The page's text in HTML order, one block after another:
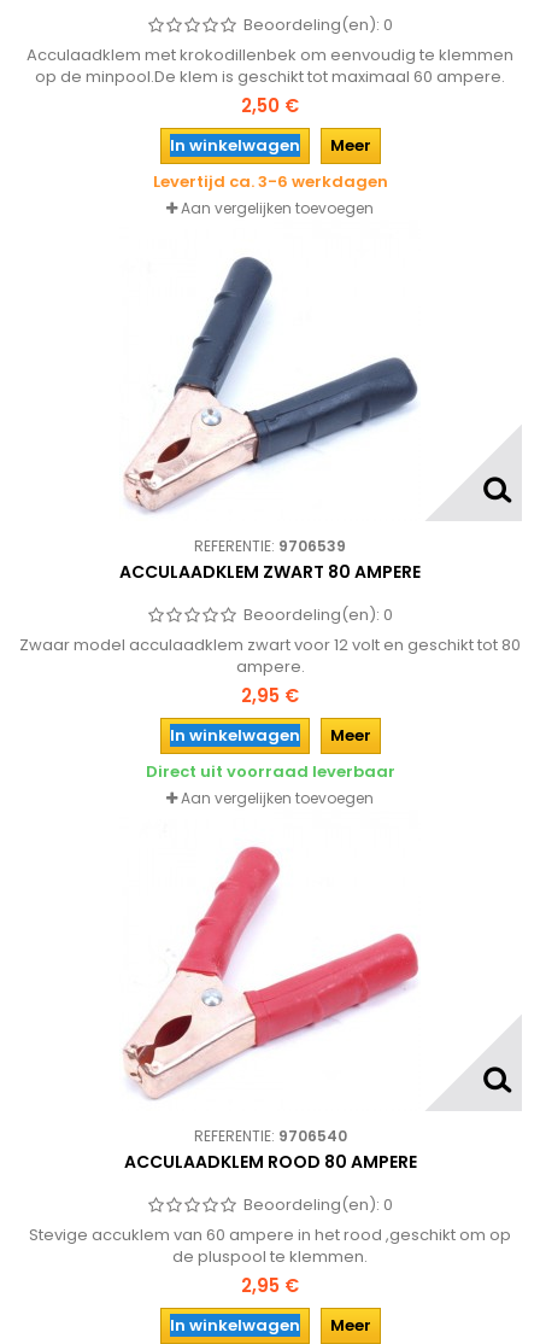
Beoordeling(en): 0
Acculaadklem met krokodillenbek om eenvoudig te klemmen
op de minpool.De klem is geschikt tot maximaal 60 ampere.
2,50 €
In winkelwagen
Meer
Levertijd ca. 3-6 werkdagen
Aan vergelijken toevoegen
REFERENTIE: 9706539
ACCULAADKLEM ZWART 80 AMPERE
Beoordeling(en): 0
Zwaar model acculaadklem zwart voor 12 volt en geschikt tot 80
ampere.
2,95 €
In winkelwagen
Meer
Direct uit voorraad leverbaar
Aan vergelijken toevoegen
REFERENTIE: 9706540
ACCULAADKLEM ROOD 80 AMPERE
Beoordeling(en): 0
Stevige accuklem van 60 ampere in het rood ,geschikt om op
de pluspool te klemmen.
2,95 €
In winkelwagen
Meer